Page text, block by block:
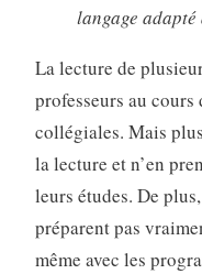
langage
La lecture de
professeurs au cours
collégiales. Mais
la lecture et n’en
leurs études. De
préparent pas
même avec les